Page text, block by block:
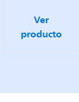
Ver
producto